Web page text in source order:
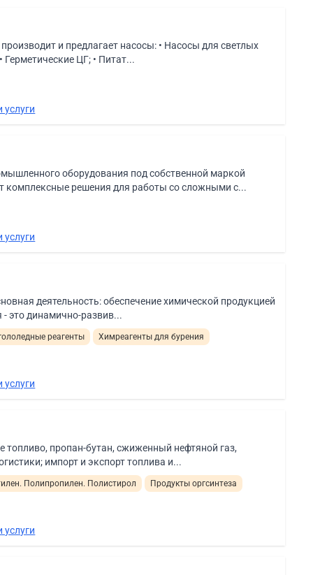
и предлагает насосы: • Насосы для светлых
ЦГ; • Питат...
услуги
оборудования под собственной маркой
комплексные решения для работы со сложными с...
услуги
деятельность: обеспечение химической продукцией
- это динамично-развив...
реагенты
Химреагенты для бурения
услуги
топливо, пропан-бутан, сжиженный нефтяной газ,
импорт и экспорт топлива и...
Полипропилен. Полистирол
Продукты оргсинтеза
услуги